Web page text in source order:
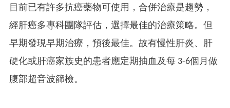
目前已有許多抗癌藥物可使用，合併治療是趨勢，
經肝癌多專科團隊評估，選擇最佳的治療策略。但
早期發現早期治療，預後最佳。故有慢性肝炎、肝
硬化或肝癌家族史的患者應定期抽血及每 3-6個月做
腹部超音波篩檢。